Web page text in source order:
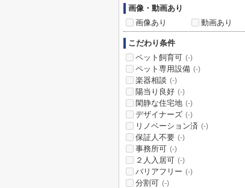
画像・動画あり
画像あり
動画あり
こだわり条件
ペット飼育可 (-)
ペット専用設備 (-)
楽器相談 (-)
陽当り良好 (-)
閑静な住宅地 (-)
デザイナーズ (-)
リノベーション済 (-)
保証人不要 (-)
事務所可 (-)
２人入居可 (-)
バリアフリー (-)
分割可 (-)